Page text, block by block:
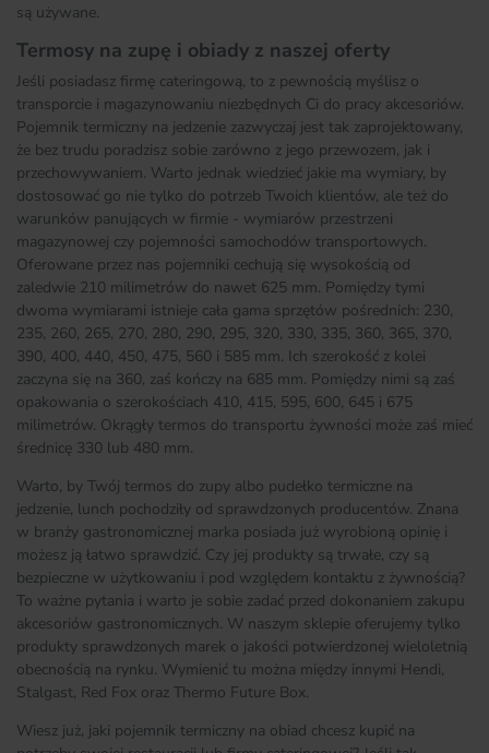
są używane.
Termosy na zupę i obiady z naszej oferty
Jeśli posiadasz firmę cateringową, to z pewnością myślisz o
transporcie i magazynowaniu niezbędnych Ci do pracy akcesoriów.
Pojemnik termiczny na jedzenie zazwyczaj jest tak zaprojektowany,
że bez trudu poradzisz sobie zarówno z jego przewozem, jak i
przechowywaniem. Warto jednak wiedzieć jakie ma wymiary, by
dostosować go nie tylko do potrzeb Twoich klientów, ale też do
warunków panujących w firmie - wymiarów przestrzeni
magazynowej czy pojemności samochodów transportowych.
Oferowane przez nas pojemniki cechują się wysokością od
zaledwie 210 milimetrów do nawet 625 mm. Pomiędzy tymi
dwoma wymiarami istnieje cała gama sprzętów pośrednich: 230,
235, 260, 265, 270, 280, 290, 295, 320, 330, 335, 360, 365, 370,
390, 400, 440, 450, 475, 560 i 585 mm. Ich szerokość z kolei
zaczyna się na 360, zaś kończy na 685 mm. Pomiędzy nimi są zaś
opakowania o szerokościach 410, 415, 595, 600, 645 i 675
milimetrów. Okrągły termos do transportu żywności może zaś mieć
średnicę 330 lub 480 mm.
Warto, by Twój termos do zupy albo pudełko termiczne na
jedzenie, lunch pochodziły od sprawdzonych producentów. Znana
w branży gastronomicznej marka posiada już wyrobioną opinię i
możesz ją łatwo sprawdzić. Czy jej produkty są trwałe, czy są
bezpieczne w użytkowaniu i pod względem kontaktu z żywnością?
To ważne pytania i warto je sobie zadać przed dokonaniem zakupu
akcesoriów gastronomicznych. W naszym sklepie oferujemy tylko
produkty sprawdzonych marek o jakości potwierdzonej wieloletnią
obecnością na rynku. Wymienić tu można między innymi Hendi,
Stalgast, Red Fox oraz Thermo Future Box.
Wiesz już, jaki pojemnik termiczny na obiad chcesz kupić na